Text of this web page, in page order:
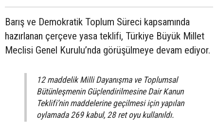
Barış ve Demokratik Toplum Süreci kapsamında
hazırlanan çerçeve yasa teklifi, Türkiye Büyük Millet
Meclisi Genel Kurulu’nda görüşülmeye devam ediyor.
12 maddelik Milli Dayanışma ve Toplumsal
Bütünleşmenin Güçlendirilmesine Dair Kanun
Teklifi’nin maddelerine geçilmesi için yapılan
oylamada 269 kabul, 28 ret oyu kullanıldı.